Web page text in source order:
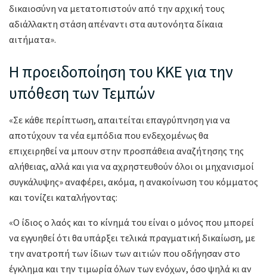
δικαιοσύνη να μετατοπιστούν από την αρχική τους
αδιάλλακτη στάση απέναντι στα αυτονόητα δίκαια
αιτήματα».
Η προειδοποίηση του ΚΚΕ για την
υπόθεση των Τεμπών
«Σε κάθε περίπτωση, απαιτείται επαγρύπνηση για να
αποτύχουν τα νέα εμπόδια που ενδεχομένως θα
επιχειρηθεί να μπουν στην προσπάθεια αναζήτησης της
αλήθειας, αλλά και για να αχρηστευθούν όλοι οι μηχανισμοί
συγκάλυψης» αναφέρει, ακόμα, η ανακοίνωση του κόμματος
και τονίζει καταλήγοντας:
«Ο ίδιος ο λαός και το κίνημά του είναι ο μόνος που μπορεί
να εγγυηθεί ότι θα υπάρξει τελικά πραγματική δικαίωση, με
την ανατροπή των ίδιων των αιτιών που οδήγησαν στο
έγκλημα και την τιμωρία όλων των ενόχων, όσο ψηλά κι αν